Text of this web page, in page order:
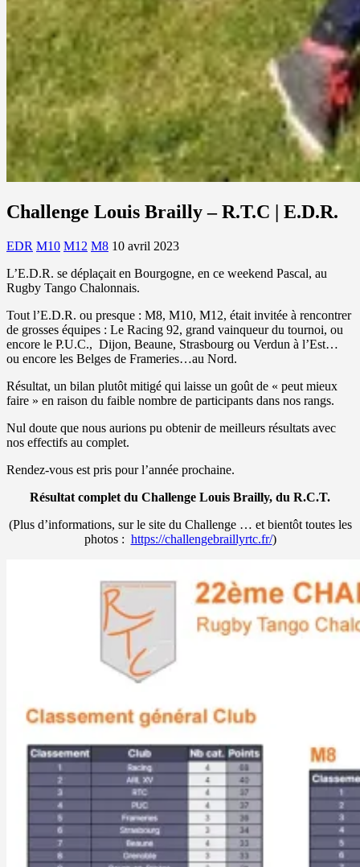
Challenge Louis Brailly – R.T.C | E.D.R.
EDR M10 M12 M8 10 avril 2023
L’E.D.R. se déplaçait en Bourgogne, en ce weekend Pascal, au
Rugby Tango Chalonnais.
Tout l’E.D.R. ou presque : M8, M10, M12, était invitée à rencontrer
de grosses équipes : Le Racing 92, grand vainqueur du tournoi, ou
encore le P.U.C., Dijon, Beaune, Strasbourg ou Verdun à l’Est…
ou encore les Belges de Frameries…au Nord.
Résultat, un bilan plutôt mitigé qui laisse un goût de « peut mieux
faire » en raison du faible nombre de participants dans nos rangs.
Nul doute que nous aurions pu obtenir de meilleurs résultats avec
nos effectifs au complet.
Rendez-vous est pris pour l’année prochaine.
Résultat complet du Challenge Louis Brailly, du R.C.T.
(Plus d’informations, sur le site du Challenge … et bientôt toutes les
photos : https://challengebraillyrtc.fr/)